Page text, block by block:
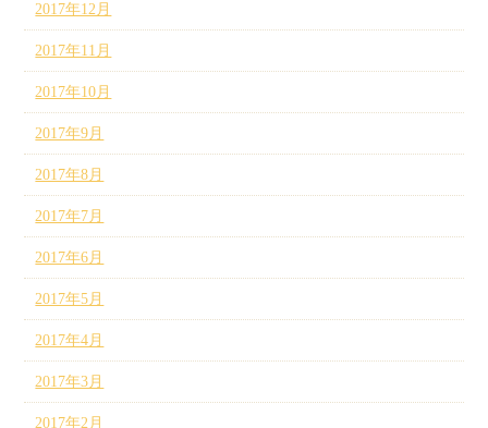
2017年12月
2017年11月
2017年10月
2017年9月
2017年8月
2017年7月
2017年6月
2017年5月
2017年4月
2017年3月
2017年2月